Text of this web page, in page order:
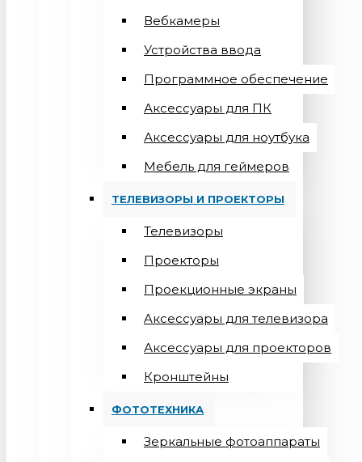
Вебкамеры
Устройства ввода
Программное обеспечение
Аксессуары для ПК
Аксессуары для ноутбука
Мебель для геймеров
ТЕЛЕВИЗОРЫ И ПРОЕКТОРЫ
Телевизоры
Проекторы
Проекционные экраны
Aксессуары для телевизора
Аксессуары для проекторов
Кронштейны
ФОТОТЕХНИКА
Зеркальные фотоаппараты